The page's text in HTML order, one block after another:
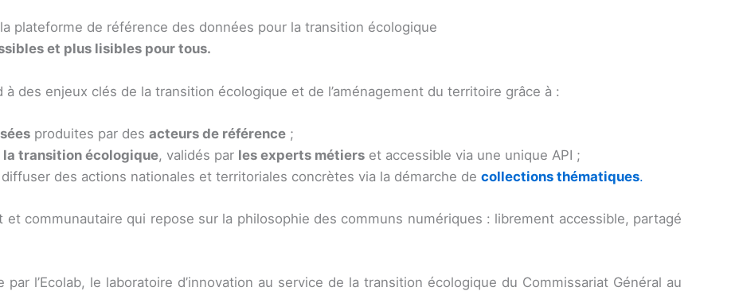
la plateforme de référence des données pour la transition écologique
et plus lisibles pour tous.
des enjeux clés de la transition écologique et de l’aménagement du territoire grâce à :
produites par des acteurs de référence ;
transition écologique, validés par les experts métiers et accessible via une unique API ;
des actions nationales et territoriales concrètes via la démarche de collections thématiques.
communautaire qui repose sur la philosophie des communs numériques : librement accessible, partagé
l’Ecolab, le laboratoire d’innovation au service de la transition écologique du Commissariat Général au